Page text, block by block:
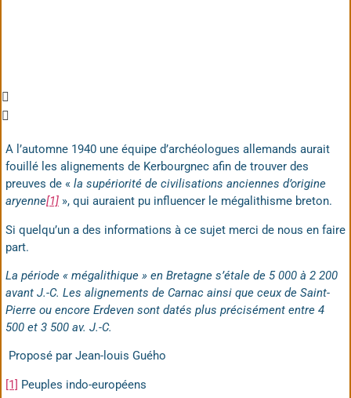
A l’automne 1940 une équipe d’archéologues allemands aurait
fouillé les alignements de Kerbourgnec afin de trouver des
preuves de « la supériorité de civilisations anciennes d’origine
aryenne[1] », qui auraient pu influencer le mégalithisme breton.
Si quelqu’un a des informations à ce sujet merci de nous en faire
part.
La période « mégalithique » en Bretagne s’étale de 5 000 à 2 200
avant J.-C. Les alignements de Carnac ainsi que ceux de Saint-
Pierre ou encore Erdeven sont datés plus précisément entre 4
500 et 3 500 av. J.-C.
Proposé par Jean-louis Guého
[1] Peuples indo-européens